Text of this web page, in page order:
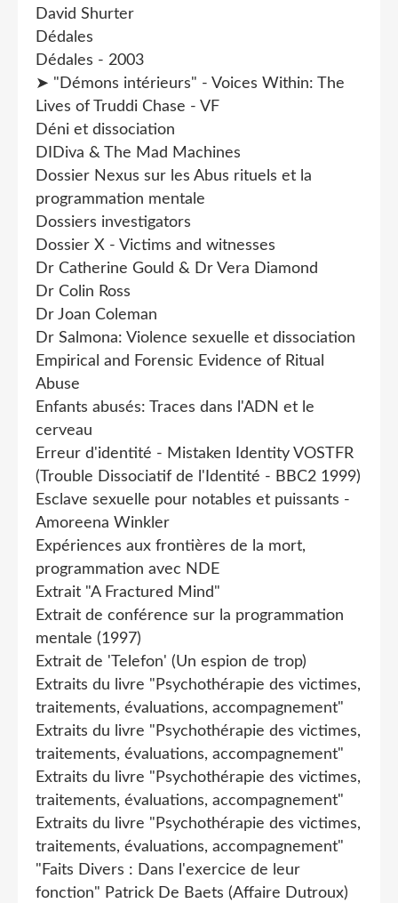
David Shurter
Dédales
Dédales - 2003
➤ "Démons intérieurs" - Voices Within: The
Lives of Truddi Chase - VF
Déni et dissociation
DIDiva & The Mad Machines
Dossier Nexus sur les Abus rituels et la
programmation mentale
Dossiers investigators
Dossier X - Victims and witnesses
Dr Catherine Gould & Dr Vera Diamond
Dr Colin Ross
Dr Joan Coleman
Dr Salmona: Violence sexuelle et dissociation
Empirical and Forensic Evidence of Ritual
Abuse
Enfants abusés: Traces dans l'ADN et le
cerveau
Erreur d'identité - Mistaken Identity VOSTFR
(Trouble Dissociatif de l'Identité - BBC2 1999)
Esclave sexuelle pour notables et puissants -
Amoreena Winkler
Expériences aux frontières de la mort,
programmation avec NDE
Extrait "A Fractured Mind"
Extrait de conférence sur la programmation
mentale (1997)
Extrait de 'Telefon' (Un espion de trop)
Extraits du livre "Psychothérapie des victimes,
traitements, évaluations, accompagnement"
Extraits du livre "Psychothérapie des victimes,
traitements, évaluations, accompagnement"
Extraits du livre "Psychothérapie des victimes,
traitements, évaluations, accompagnement"
Extraits du livre "Psychothérapie des victimes,
traitements, évaluations, accompagnement"
"Faits Divers : Dans l'exercice de leur
fonction" Patrick De Baets (Affaire Dutroux)